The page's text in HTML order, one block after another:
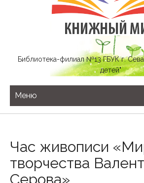
Библиотека-филиал №13 ГБУК г.
детей"
Меню
Час живописи
творчества
Серова»